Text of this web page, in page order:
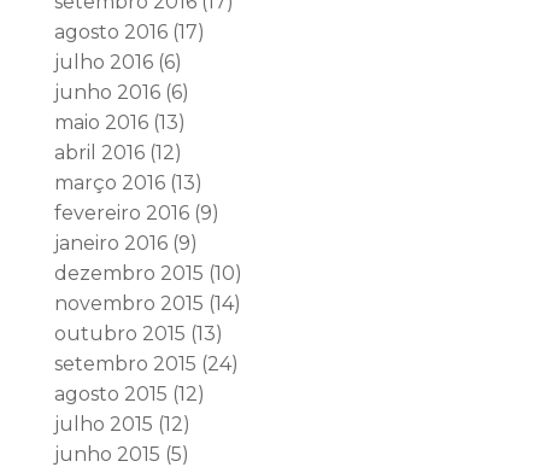
agosto 2016(17)
julho 2016(6)
junho 2016(6)
maio 2016(13)
abril 2016(12)
março 2016(13)
fevereiro 2016(9)
janeiro 2016(9)
dezembro 2015 (10)
novembro 2015 (14)
outubro 2015 (13)
setembro 2015 (24)
agosto 2015 (12)
julho 2015 (12)
junho 2015 (5)